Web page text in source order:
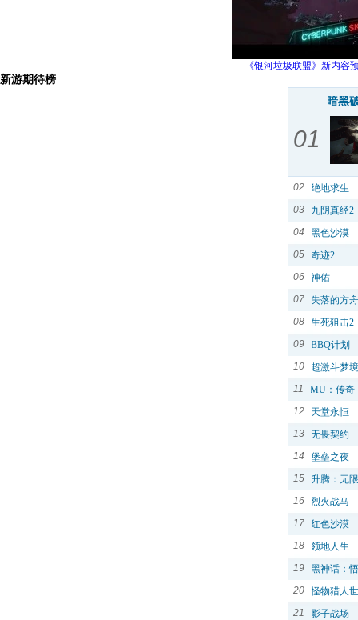
《银河垃圾联盟》新内容
新游期待榜
01
暗黑
02
绝地求生
03
九阴真经2
04
黑色沙漠
05
奇迹2
06
神佑
07
失落的方
08
生死狙击2
09
BBQ计划
10
超激斗梦
11
MU：传奇
12
天堂永恒
13
无畏契约
14
堡垒之夜
15
升腾：无
16
烈火战马
17
红色沙漠
18
领地人生
19
黑神话：
20
怪物猎人
21
影子战场